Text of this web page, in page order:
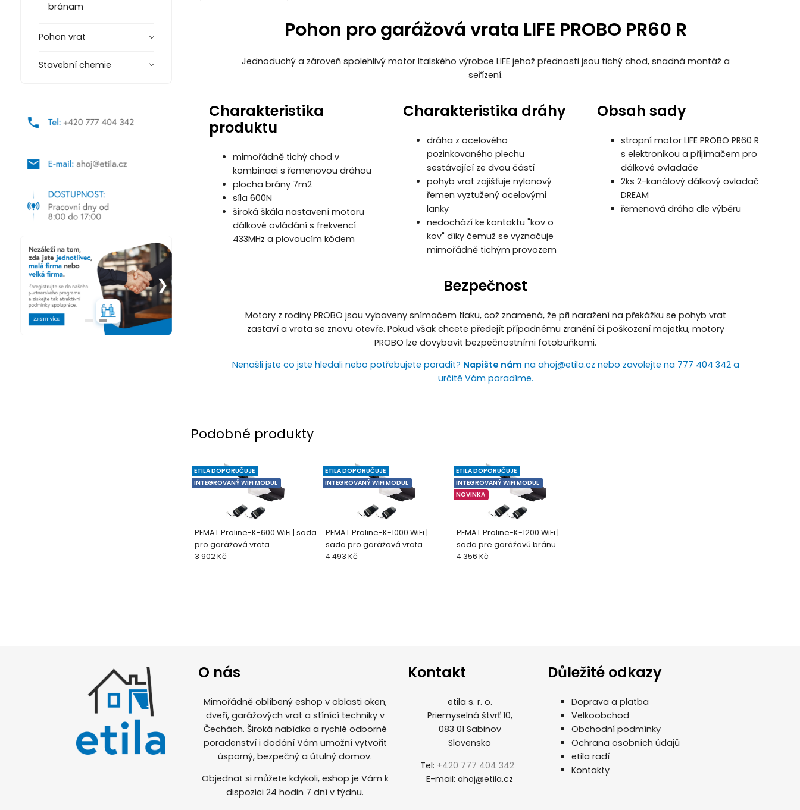
bránam
Pohon vrat
Stavební chemie
Pohon pro garážová vrata LIFE PROBO PR60 R
Jednoduchý a zároveň spolehlivý motor Italského výrobce LIFE jehož přednosti jsou tichý chod, snadná montáž a
seřízení.
Charakteristika
produktu
mimořádně tichý chod v
kombinaci s řemenovou dráhou
plocha brány 7m2
síla 600N
široká škála nastavení motoru
dálkové ovládání s frekvencí
433MHz a plovoucím kódem
Charakteristika dráhy
dráha z ocelového
pozinkovaného plechu
sestávající ze dvou částí
pohyb vrat zajišťuje nylonový
řemen vyztužený ocelovými
lanky
nedochází ke kontaktu "kov o
kov" díky čemuž se vyznačuje
mimořádně tichým provozem
Obsah sady
stropní motor LIFE PROBO PR60 R
s elektronikou a přijímačem pro
dálkové ovladače
2ks 2-kanálový dálkový ovladač
DREAM
řemenová dráha dle výběru
Bezpečnost
Motory z rodiny PROBO jsou vybaveny snímačem tlaku, což znamená, že při naražení na překážku se pohyb vrat
zastaví a vrata se znovu otevře. Pokud však chcete předejít případnému zranění či poškození majetku, motory
PROBO lze dovybavit bezpečnostními fotobuňkami.
Nenašli jste co jste hledali nebo potřebujete poradit? Napište nám na ahoj@etila.cz nebo zavolejte na 777 404 342 a
určitě Vám poradíme.
Podobné produkty
PEMAT Proline-K-600 WiFi | sada
pro garážová vrata
ETILA DOPORUČUJE
INTEGROVANÝ WIFI MODUL
3 902 Kč
PEMAT Proline-K-1000 WiFi |
sada pro garážová vrata
ETILA DOPORUČUJE
INTEGROVANÝ WIFI MODUL
4 493 Kč
PEMAT Proline-K-1200 WiFi |
sada pre garážovú bránu
ETILA DOPORUČUJE
INTEGROVANÝ WIFI MODUL
NOVINKA
4 356 Kč
O nás
Mimořádně oblíbený eshop v oblasti oken,
dveří, garážových vrat a stínící techniky v
Čechách. Široká nabídka a rychlé odborné
poradenství i dodání Vám umožní vytvořit
úsporný, bezpečný a útulný domov.
Objednat si můžete kdykoli, eshop je Vám k
dispozici 24 hodin 7 dní v týdnu.
Kontakt
etila s. r. o.
Priemyselná štvrť 10,
083 01 Sabinov
Slovensko
Tel: +420 777 404 342
E-mail:ahoj@etila.cz
Důležité odkazy
Doprava a platba
Velkoobchod
Obchodní podmínky
Ochrana osobních údajů
etila radí
Kontakty